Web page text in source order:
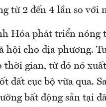
từ 2 đến 4 lần so với
Hóa phát triển nóng
hội cho địa phương.
thời gian, từ đó nó
đất cục bộ vừa qua.
bất động sản tại